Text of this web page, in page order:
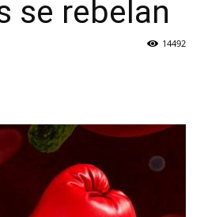
se rebelan
14492